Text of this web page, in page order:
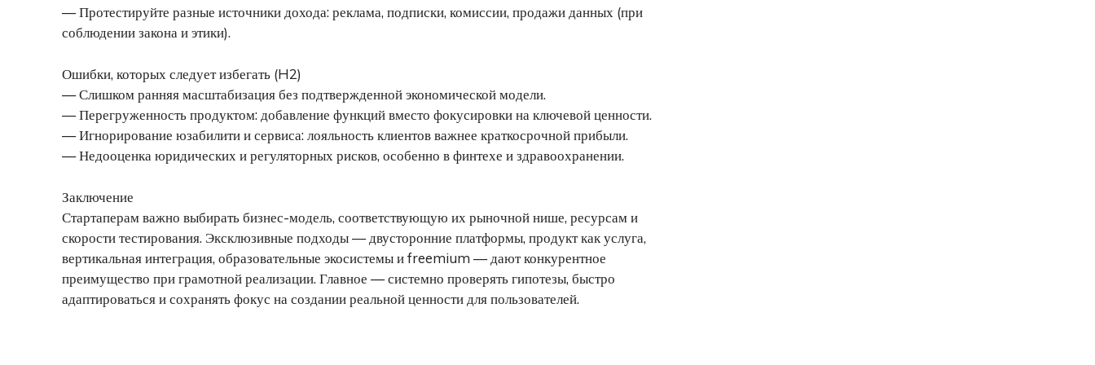
— Протестируйте разные источники дохода: реклама, подписки, комиссии, продажи данных (при
соблюдении закона и этики).
Ошибки, которых следует избегать (H2)
— Слишком ранняя масштабизация без подтвержденной экономической модели.
— Перегруженность продуктом: добавление функций вместо фокусировки на ключевой ценности.
— Игнорирование юзабилити и сервиса: лояльность клиентов важнее краткосрочной прибыли.
— Недооценка юридических и регуляторных рисков, особенно в финтехе и здравоохранении.
Заключение
Стартаперам важно выбирать бизнес-модель, соответствующую их рыночной нише, ресурсам и
скорости тестирования. Эксклюзивные подходы — двусторонние платформы, продукт как услуга,
вертикальная интеграция, образовательные экосистемы и freemium — дают конкурентное
преимущество при грамотной реализации. Главное — системно проверять гипотезы, быстро
адаптироваться и сохранять фокус на создании реальной ценности для пользователей.